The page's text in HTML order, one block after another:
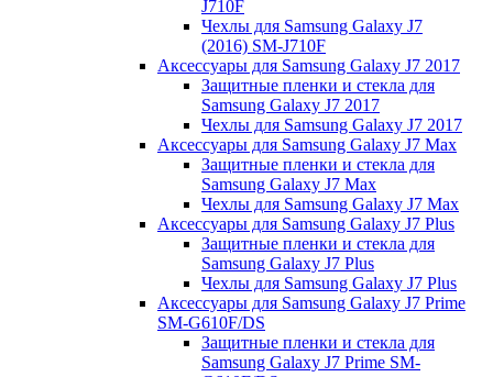
J710F
Чехлы для Samsung Galaxy J7
(2016) SM-J710F
Аксессуары для Samsung Galaxy J7 2017
Защитные пленки и стекла для
Samsung Galaxy J7 2017
Чехлы для Samsung Galaxy J7 2017
Аксессуары для Samsung Galaxy J7 Max
Защитные пленки и стекла для
Samsung Galaxy J7 Max
Чехлы для Samsung Galaxy J7 Max
Аксессуары для Samsung Galaxy J7 Plus
Защитные пленки и стекла для
Samsung Galaxy J7 Plus
Чехлы для Samsung Galaxy J7 Plus
Аксессуары для Samsung Galaxy J7 Prime
SM-G610F/DS
Защитные пленки и стекла для
Samsung Galaxy J7 Prime SM-